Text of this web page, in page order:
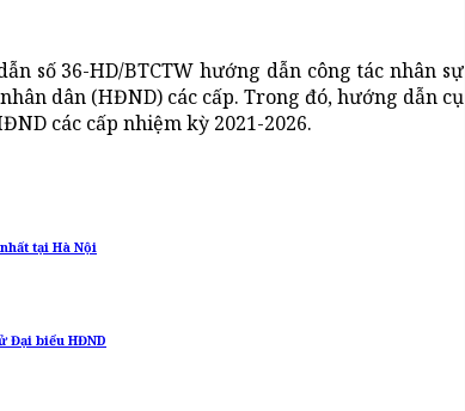
số 36-HD/BTCTW hướng dẫn công tác nhân sự
dân (HĐND) các cấp. Trong đó, hướng dẫn cụ
các cấp nhiệm kỳ 2021-2026.
tại Hà Nội
Đại biểu HĐND